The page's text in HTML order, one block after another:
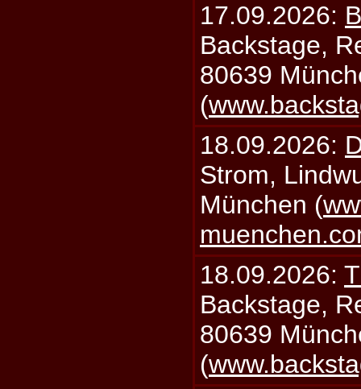
17.09.2026:
Backstage,
80639
(
18.09.2026:
Strom,
München (
18.09.2026:
Backstage,
80639
(